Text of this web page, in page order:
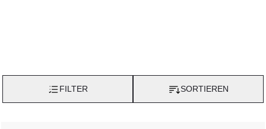
FILTER SORTIEREN